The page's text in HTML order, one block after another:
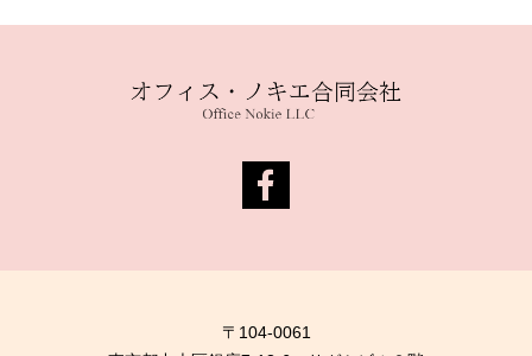
〒104-0061